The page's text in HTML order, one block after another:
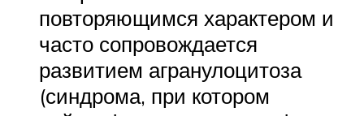
повторяющимся характером и
часто сопровождается
развитием агранулоцитоза
(синдрома, при котором